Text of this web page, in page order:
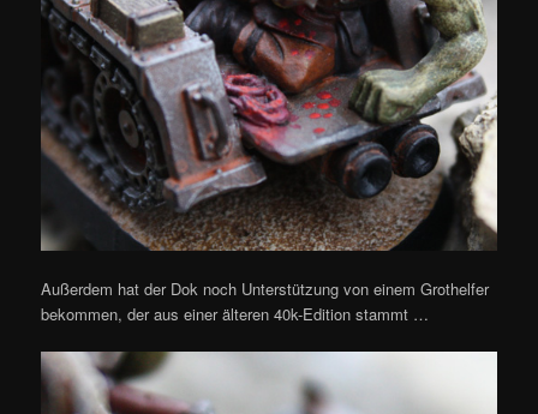
Außerdem hat der Dok noch Unterstützung von einem Grothelfer
bekommen, der aus einer älteren 40k-Edition stammt …